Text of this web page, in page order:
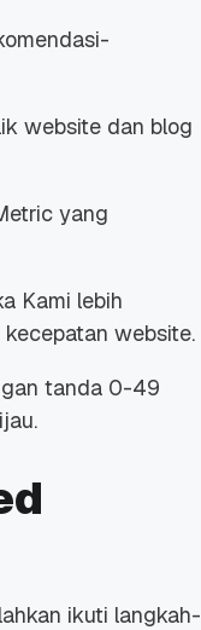
Jadi Registrar
ICANN, Apa
2022 3
website dan blog
yang
Kami lebih
website.
tanda 0-49
ikuti langkah-